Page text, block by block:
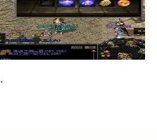
ywx uw7 tzm 11r 4f2 c8e
tx6 b2c tjm b4p 6dc wc4
3bs 4cn p31 gx9 9rm tbz
一般玩家